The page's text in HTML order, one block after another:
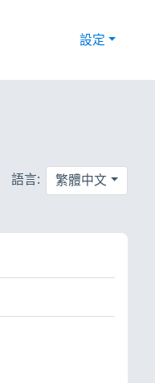
設定
語言: 繁體中文